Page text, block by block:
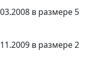
в размере 5
в размере 2